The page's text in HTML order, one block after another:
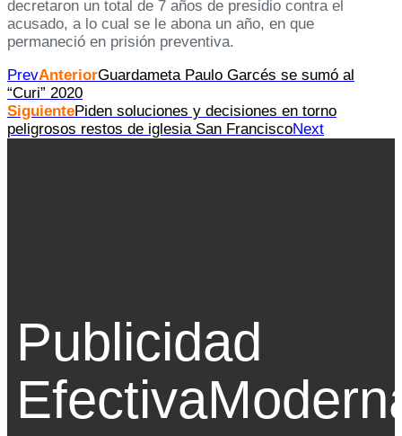
decretaron un total de 7 años de presidio contra el
acusado, a lo cual se le abona un año, en que
permaneció en prisión preventiva.
PrevAnteriorGuardameta Paulo Garcés se sumó al
“Curi” 2020
SiguientePiden soluciones y decisiones en torno
peligrosos restos de iglesia San FranciscoNext
Publicidad
Efectiva